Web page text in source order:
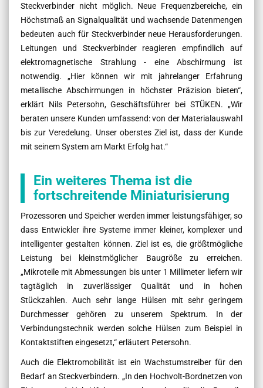
Steckverbinder nicht möglich. Neue Frequenzbereiche, ein
Höchstmaß an Signalqualität und wachsende Datenmengen
bedeuten auch für Steckverbinder neue Herausforderungen.
Leitungen und Steckverbinder reagieren empfindlich auf
elektromagnetische Strahlung - eine Abschirmung ist
notwendig. „Hier können wir mit jahrelanger Erfahrung
metallische Abschirmungen in höchster Präzision bieten“,
erklärt Nils Petersohn, Geschäftsführer bei STÜKEN. „Wir
beraten unsere Kunden umfassend: von der Materialauswahl
bis zur Veredelung. Unser oberstes Ziel ist, dass der Kunde
mit seinem System am Markt Erfolg hat.“
Ein weiteres Thema ist die
fortschreitende Miniaturisierung
Prozessoren und Speicher werden immer leistungsfähiger, so
dass Entwickler ihre Systeme immer kleiner, komplexer und
intelligenter gestalten können. Ziel ist es, die größtmögliche
Leistung bei kleinstmöglicher Baugröße zu erreichen.
„Mikroteile mit Abmessungen bis unter 1 Millimeter liefern wir
tagtäglich in zuverlässiger Qualität und in hohen
Stückzahlen. Auch sehr lange Hülsen mit sehr geringem
Durchmesser gehören zu unserem Spektrum. In der
Verbindungstechnik werden solche Hülsen zum Beispiel in
Kontaktstiften eingesetzt,“ erläutert Petersohn.
Auch die Elektromobilität ist ein Wachstumstreiber für den
Bedarf an Steckverbindern. „In den Hochvolt-Bordnetzen von